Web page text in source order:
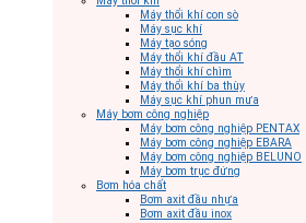
Máy thổi khí con sò
Máy sục khí
Máy tạo sóng
Máy thổi khí đầu AT
Máy thổi khí chìm
Máy thổi khí ba thùy
Máy sục khí phun mưa
Máy bơm công nghiệp
Máy bơm công nghiệp PENTAX
Máy bơm công nghiệp EBARA
Máy bơm công nghiệp BELUNO
Máy bơm trục đứng
Bơm hóa chất
Bơm axit đầu nhựa
Bơm axit đầu inox